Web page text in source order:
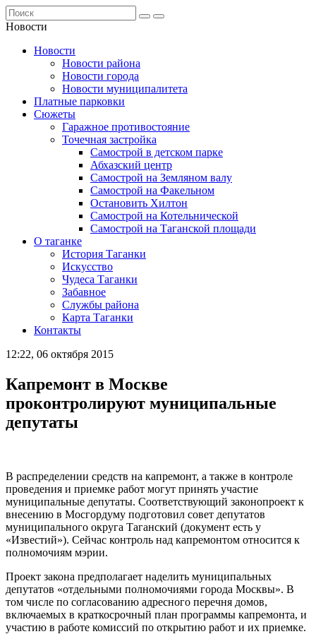
Новости
Новости
Новости района
Новости города
Новости муниципалитета
Платные парковки
Сюжеты
Гаражное противостояние
Точечная застройка
Самострой в детском парке
Абхазский центр
Самострой на Земляном валу
Самострой на Факельном
Остановить Хилтон
Самострой на Котельнической
Самострой на Таганской площади
О таганке
История Таганки
Искусство
Чудеса Таганки
Забавное
Службы района
Карта Таганки
Контакты
12:22, 06 октября 2015
Капремонт в Москве
проконтролируют муниципальные
депутаты
В распределении средств на капремонт, а также в контроле
проведения и приемке работ могут принять участие
муниципальные депутаты. Соответствующий законопроект к
внесению в Мосгордуму подготовил совет депутатов
муниципального округа Таганский (документ есть у
«Известий»). Сейчас контроль над капремонтом относится к
полномочиям мэрии.
Проект закона предполагает наделить муниципальных
депутатов «отдельными полномочиями города Москвы». В
том числе по согласованию адресного перечня домов,
включаемых в краткосрочный план программы капремонта, и
участию в работе комиссий по открытию работ и их приемке.